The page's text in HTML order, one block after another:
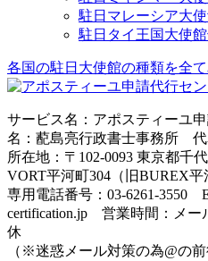
駐日マレーシア大
駐日タイ王国大使
各国の駐日大使館の種類を全
サービス名：アポスティーユ
名：蓜島亮行政書士事務所
所在地：〒102-0093 東京都千
VORT平河町304（旧BUREX平
専用電話番号：03-6261-3550
certification.jp 営業時間：メー
休
（※迷惑メール対策の為@の